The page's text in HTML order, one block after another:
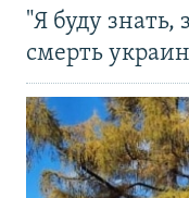
"Я буду знать,
смерть